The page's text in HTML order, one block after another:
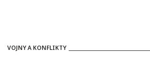
VOJNY A KONFLIKTY